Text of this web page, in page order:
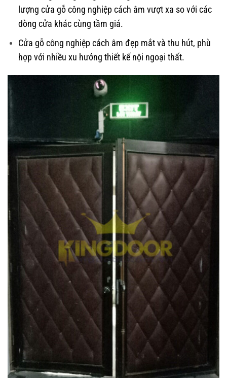
lượng cửa gỗ công nghiệp cách âm vượt xa so với các
dòng cửa khác cùng tầm giá.
Cửa gỗ công nghiệp cách âm đẹp mắt và thu hút, phù
hợp với nhiều xu hướng thiết kế nội ngoại thất.